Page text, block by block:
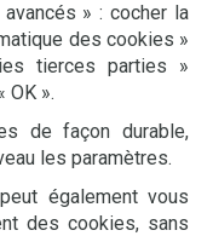
» : cocher la
des cookies »
tierces parties »
OK ».
de façon durable,
les paramètres.
également vous
des cookies, sans